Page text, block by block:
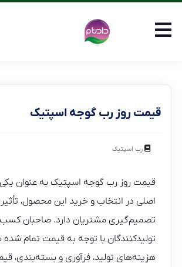
قیمت روز رب گوجه اسپتیک
رب اسپتیک
قیمت روز رب گوجه اسپتیک به عنوان یکی
اصلی در انتخاب و خرید این محصول،
تصمیم‌گیری مشتریان دارد. صاحبان کسب
تولیدکنندگان با توجه به قیمت تمام شده
هزینه‌های تولید، فرآوری و بسته‌بندی،